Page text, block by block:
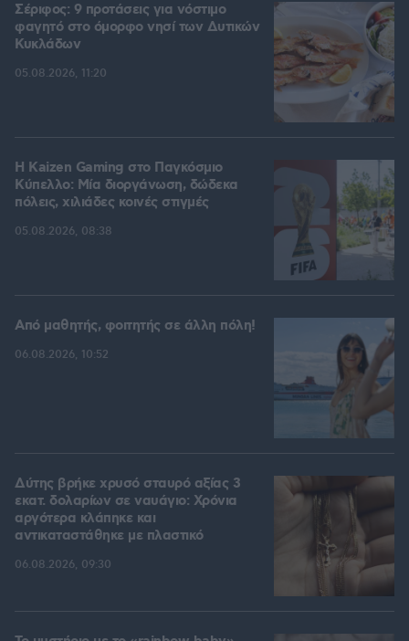
Σέριφος: 9 προτάσεις για νόστιμο
φαγητό στο όμορφο νησί των Δυτικών
Κυκλάδων
05.08.2026, 11:20
H Kaizen Gaming στο Παγκόσμιο
Kύπελλο: Μία διοργάνωση, δώδεκα
πόλεις, χιλιάδες κοινές στιγμές
05.08.2026, 08:38
Από μαθητής, φοιτητής σε άλλη πόλη!
06.08.2026, 10:52
Δύτης βρήκε χρυσό σταυρό αξίας 3
εκατ. δολαρίων σε ναυάγιο: Χρόνια
αργότερα κλάπηκε και
αντικαταστάθηκε με πλαστικό
06.08.2026, 09:30